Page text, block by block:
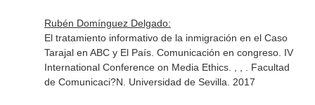
Rubén Domínguez Delgado:
El tratamiento informativo de la inmigración en el Caso
Tarajal en ABC y El País. Comunicación en congreso. IV
International Conference on Media Ethics. , , . Facultad
de Comunicaci?N. Universidad de Sevilla. 2017